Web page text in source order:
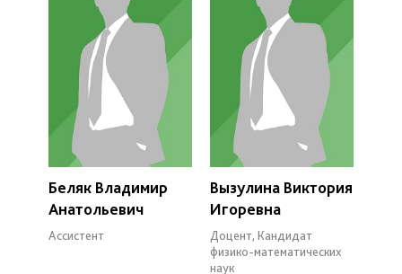
Беляк Владимир
Анатольевич
Ассистент
Вызулина Виктория
Игоревна
Доцент, Кандидат
физико-математических
наук